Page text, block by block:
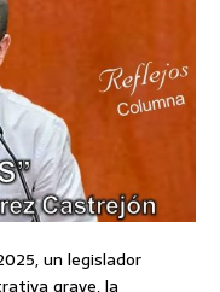
un legislador
grave, la